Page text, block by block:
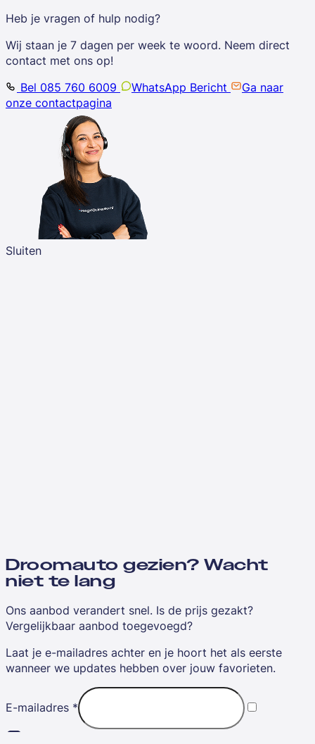
Heb je vragen of hulp nodig?
Wij staan je 7 dagen per week te woord. Neem direct
contact met ons op!
Bel 085 760 6009
WhatsApp Bericht
Ga naar
onze contactpagina
Sluiten
Droomauto gezien? Wacht
niet te lang
Ons aanbod verandert snel. Is de prijs gezakt?
Vergelijkbaar aanbod toegevoegd?
Laat je e-mailadres achter en je hoort het als eerste
wanneer we updates hebben over jouw favorieten.
E-mailadres *